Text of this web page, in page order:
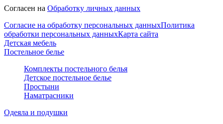
Согласен на Обработку личных данных
Согласие на обработку персональных данныхПолитика
обработки персональных данныхКарта сайта
Детская мебель
Постельное белье
Комплекты постельного белья
Детское постельное белье
Простыни
Наматрасники
Одеяла и подушки